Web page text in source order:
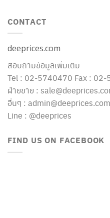
CONTACT
deeprices.com
สอบถามข้อมูลเพิ่มเติม
Tel : 02-5740470 Fax :
ฝ่ายขาย :
อื่นๆ : admin@deeprices.com
Line : @deeprices
FIND US ON FACEBOOK